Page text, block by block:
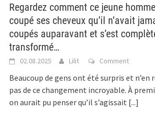
Regardez comment ce jeune
coupé ses cheveux qu’il n’avait
coupés auparavant et s’est
transformé…
02.08.2025 Lilit Comment
Beaucoup de gens ont été surpris et n’en
pas de ce changement incroyable. À
on aurait pu penser qu’il s’agissait [...]